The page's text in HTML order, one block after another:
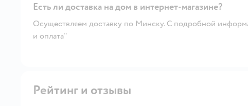
Есть ли доставка на дом в интернет-магазине?
Осуществляем доставку по Минску. С подробной
и оплата"
Рейтинг и отзывы